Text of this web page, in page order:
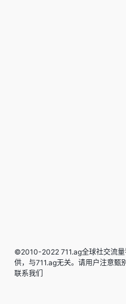
©2010-2022 711.ag全球社交流量
供，与711.ag无关。请用户注意甄
联系我们